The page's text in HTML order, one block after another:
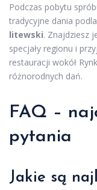
Podczas pobytu
tradycyjne dania
litewski. Znajdziesz
specjały regionu i
restauracji wokół
różnorodnych dań.
FAQ –
pytania
Jakie są